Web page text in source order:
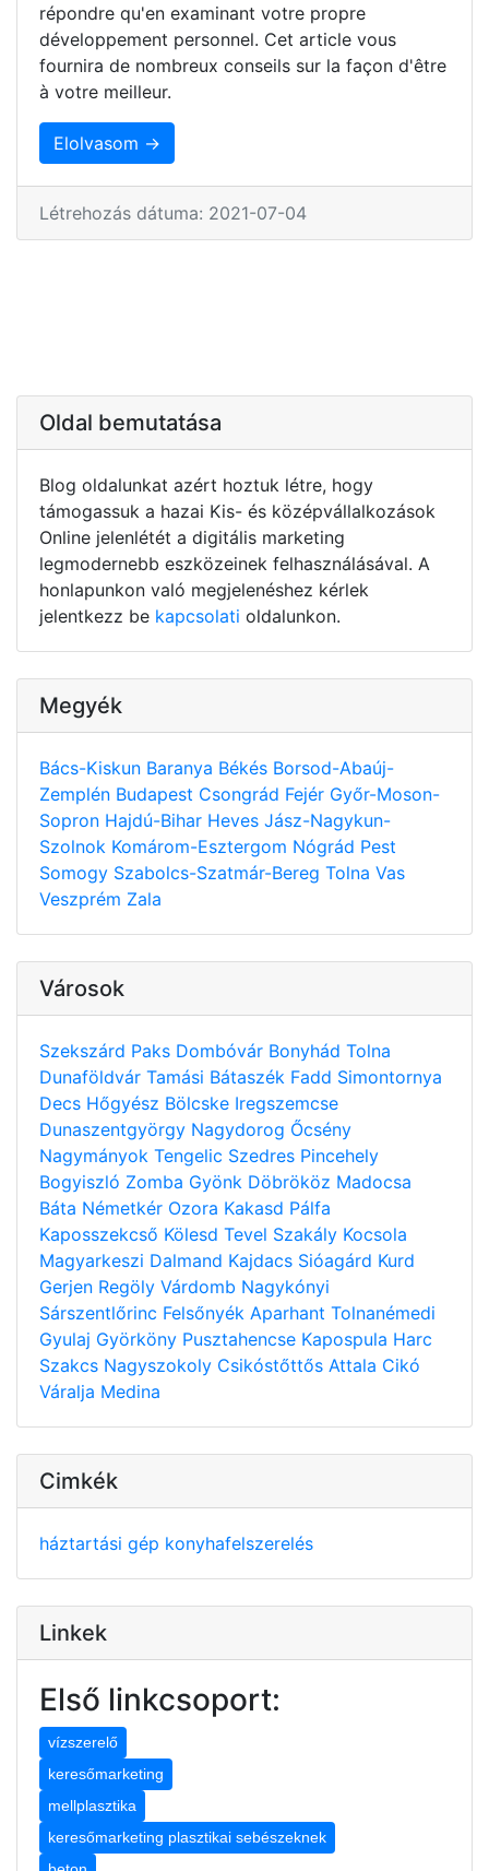
répondre qu'en examinant votre propre
développement personnel. Cet article vous
fournira de nombreux conseils sur la façon d'être
à votre meilleur.
Elolvasom →
Létrehozás dátuma: 2021-07-04
Oldal bemutatása
Blog oldalunkat azért hoztuk létre, hogy
támogassuk a hazai Kis- és középvállalkozások
Online jelenlétét a digitális marketing
legmodernebb eszközeinek felhasználásával. A
honlapunkon való megjelenéshez kérlek
jelentkezz be kapcsolati oldalunkon.
Megyék
Bács-Kiskun Baranya Békés Borsod-Abaúj-
Zemplén Budapest Csongrád Fejér Győr-Moson-
Sopron Hajdú-Bihar Heves Jász-Nagykun-
Szolnok Komárom-Esztergom Nógrád Pest
Somogy Szabolcs-Szatmár-Bereg Tolna Vas
Veszprém Zala
Városok
Szekszárd Paks Dombóvár Bonyhád Tolna
Dunaföldvár Tamási Bátaszék Fadd Simontornya
Decs Hőgyész Bölcske Iregszemcse
Dunaszentgyörgy Nagydorog Őcsény
Nagymányok Tengelic Szedres Pincehely
Bogyiszló Zomba Gyönk Döbrököz Madocsa
Báta Németkér Ozora Kakasd Pálfa
Kaposszekcső Kölesd Tevel Szakály Kocsola
Magyarkeszi Dalmand Kajdacs Sióagárd Kurd
Gerjen Regöly Várdomb Nagykónyi
Sárszentlőrinc Felsőnyék Aparhant Tolnanémedi
Gyulaj Györköny Pusztahencse Kapospula Harc
Szakcs Nagyszokoly Csikóstőttős Attala Cikó
Váralja Medina
Cimkék
háztartási gép konyhafelszerelés
Linkek
Első linkcsoport:
vízszerelő
keresőmarketing
mellplasztika
keresőmarketing plasztikai sebészeknek